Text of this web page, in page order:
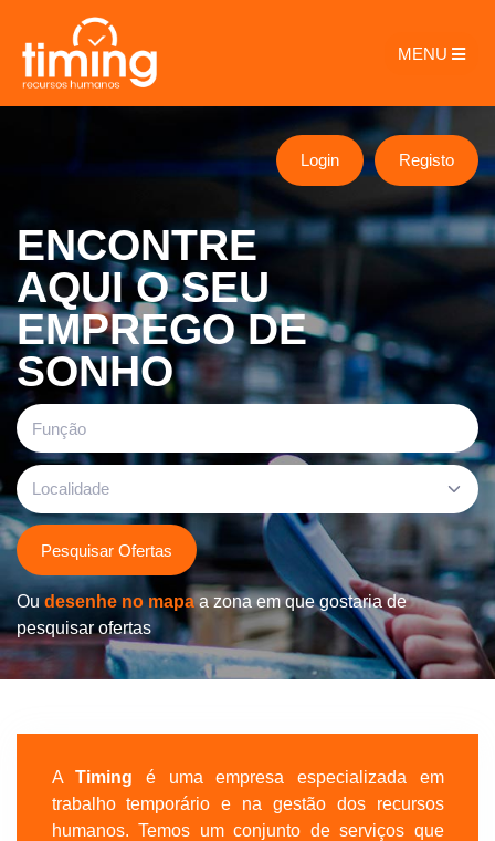
MENU
Registo
Login
ENCONTRE
AQUI O SEU
EMPREGO DE
SONHO
Localidade
Pesquisar Ofertas
Ou desenhe no mapaa zona em que gostaria de
pesquisar ofertas
ATiming é uma empresa especializada em
trabalho temporário e na gestão dos recursos
humanos. Temos um conjunto de serviços que